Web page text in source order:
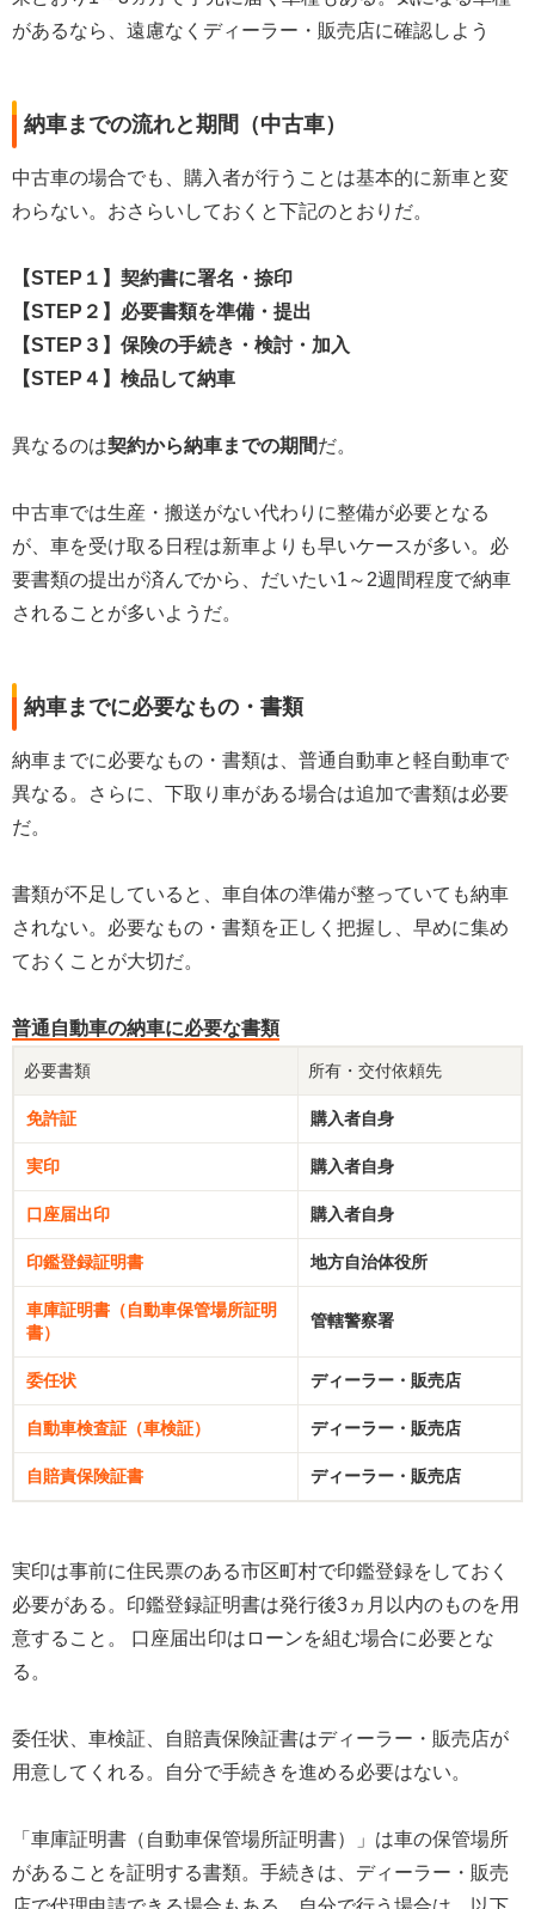
があるなら、遠慮なくディーラー・販売店に確認しよう
納車までの流れと期間（中古車）
中古車の場合でも、購入者が行うことは基本的に新車と変
わらない。おさらいしておくと下記のとおりだ。
【STEP１】契約書に署名・捺印
【STEP２】必要書類を準備・提出
【STEP３】保険の手続き・検討・加入
【STEP４】検品して納車
異なるのは契約から納車までの期間だ。
中古車では生産・搬送がない代わりに整備が必要となる
が、車を受け取る日程は新車よりも早いケースが多い。必
要書類の提出が済んでから、だいたい1～2週間程度で納車
されることが多いようだ。
納車までに必要なもの・書類
納車までに必要なもの・書類は、普通自動車と軽自動車で
異なる。さらに、下取り車がある場合は追加で書類は必要
だ。
書類が不足していると、車自体の準備が整っていても納車
されない。必要なもの・書類を正しく把握し、早めに集め
ておくことが大切だ。
普通自動車の納車に必要な書類
必要書類 所有・交付依頼先
免許証 購入者自身
実印 購入者自身
口座届出印 購入者自身
印鑑登録証明書 地方自治体役所
車庫証明書（自動車保管場所証明
書）
管轄警察署
委任状 ディーラー・販売店
自動車検査証（車検証） ディーラー・販売店
自賠責保険証書 ディーラー・販売店
実印は事前に住民票のある市区町村で印鑑登録をしておく
必要がある。印鑑登録証明書は発行後3ヵ月以内のものを用
意すること。 口座届出印はローンを組む場合に必要とな
る。
委任状、車検証、自賠責保険証書はディーラー・販売店が
用意してくれる。自分で手続きを進める必要はない。
「車庫証明書（自動車保管場所証明書）」は車の保管場所
があることを証明する書類。手続きは、ディーラー・販売